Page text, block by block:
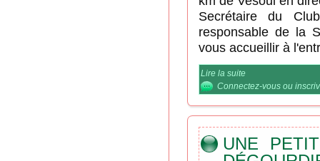
Secrétaire du
responsable de la
vous accueillir à
Lire la suite
Connectez-vous ou
UNE